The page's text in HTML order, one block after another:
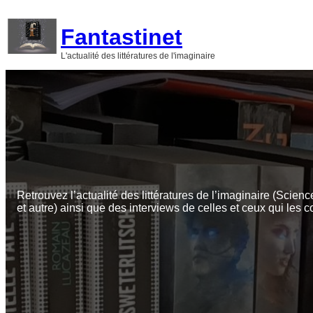
contenu
Fantastinet
L'actualité des littératures de l'imaginaire
Retrouvez l’actualité des littératures de l’imaginaire
et autre) ainsi que des interviews de celles et ceux qui les